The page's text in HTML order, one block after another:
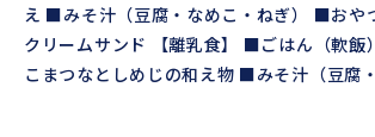
え ■みそ汁（豆腐・なめこ・ねぎ） ■お
クリームサンド 【離乳食】 ■ごはん（軟
こまつなとしめじの和え物 ■みそ汁（豆腐